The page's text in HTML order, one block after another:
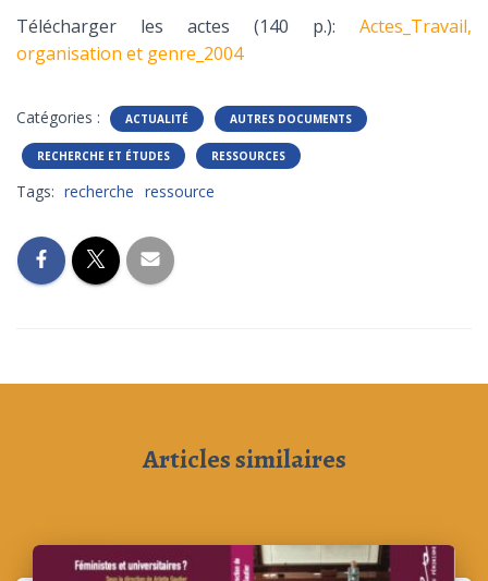
Télécharger les actes (140 p.): Actes_Travail,
organisation et genre_2004
Catégories : ACTUALITÉ AUTRES DOCUMENTS
RECHERCHE ET ÉTUDES RESSOURCES
Tags: recherche ressource
Articles similaires